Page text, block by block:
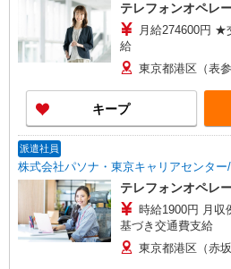
テレフォンオペレ
月給274600円 ★
給
東京都港区（表参
キープ
派遣社員
株式会社パソナ・東京キャリアセンター
テレフォンオペレ
時給1900円 月
基づき交通費支給
東京都港区（赤坂